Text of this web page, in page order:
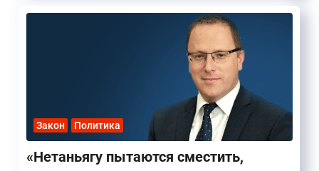
Закон Политика
«Нетаньягу пытаются сместить,